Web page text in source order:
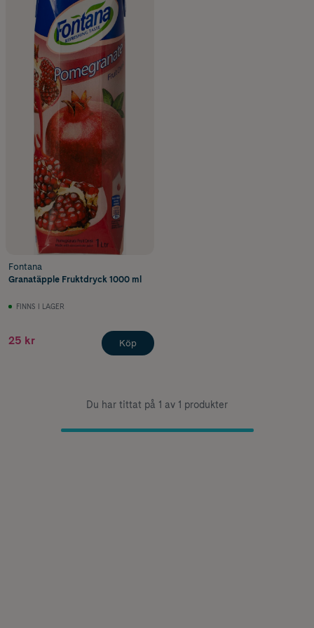
Fontana
Granatäpple Fruktdryck 1000 ml
FINNS I LAGER
25 kr Köp
Du har tittat på 1 av 1 produkter